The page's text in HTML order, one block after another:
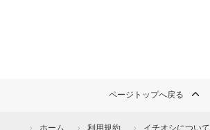
ページトップへ戻る
ホーム 利用規約 イチオシについて